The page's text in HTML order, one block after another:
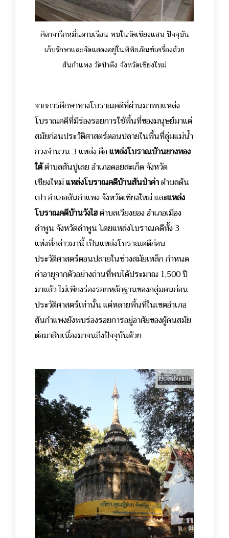
ศิลาจารึกหมื่นดาบเรือน พบในวัดเชียงแสน ปัจจุบัน
เก็บรักษาและจัดแสดงอยู่ในพิพิธภัณฑ์เครื่องถ้วย
สันกำแพง วัดป่าตึง จังหวัดเชียงใหม่
จากการศึกษาทางโบราณคดีที่ผ่านมาพบแหล่ง
โบราณคดีที่มีร่องรอยการใช้พื้นที่ของมนุษย์มาแต่
สมัยก่อนประวัติศาสตร์ตอนปลายในพื้นที่ลุ่มแม่น้ำ
กวงจำนวน 3 แหล่ง คือแหล่งโบราณบ้านยางทอง
ใต้ตำบลสันปูเลย อำเภอดอยสะเก็ด จังหวัด
เชียงใหม่แหล่งโบราณคดีบ้านสันป่าค่าตำบลต้น
เปา อำเภอสันกำแพง จังหวัดเชียงใหม่ และแหล่ง
โบราณคดีบ้านวังไฮตำบลเวียงยอง อำเภอเมือง
ลำพูน จังหวัดลำพูน โดยแหล่งโบราณคดีทั้ง 3
แห่งที่กล่าวมานี้ เป็นแหล่งโบราณคดีก่อน
ประวัติศาสตร์ตอนปลายในช่วงสมัยเหล็ก กำหนด
ค่าอายุจากตัวอย่างถ่านที่พบได้ประมาณ 1,500 ปี
มาแล้ว ไม่เพียงร่องรอยหลักฐานของกลุ่มคนก่อน
ประวัติศาสตร์เท่านั้น แต่หลายพื้นที่ในเขตอำเภอ
สันกำแพงยังพบร่องรอยการอยู่อาศัยของผู้คนสมัย
ต่อมาสืบเนื่องมาจนถึงปัจจุบันด้วย